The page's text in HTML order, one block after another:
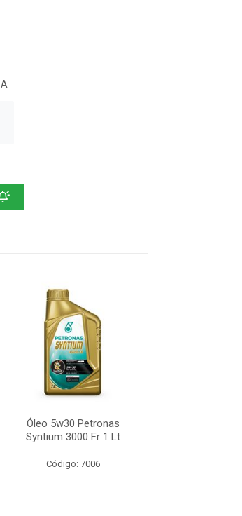
Óleo 5w30 Petronas
Syntium 3000 Fr 1 Lt
Código: 7006